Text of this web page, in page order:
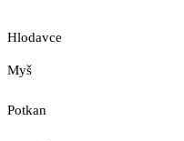
Hlodavce
Myš
Potkan